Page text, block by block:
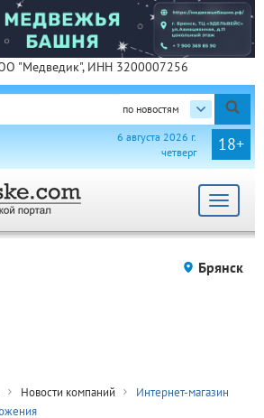
"Медведик", ИНН 3200007256
по новостям
18+
6 августа 2026 г.
четверг
Toggle
Брянск
Новости компаний
Интернет-магазин